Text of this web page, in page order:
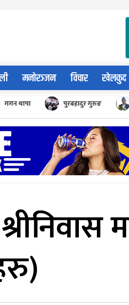
मनोरञ्जन विचार खेलकुद
गगन थापा पुरबहादुर गुरुङ